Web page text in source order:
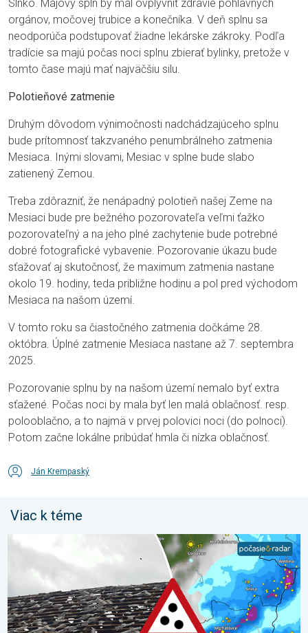
Slnko. Májový spln by mal ovplyvniť zdravie pohlavných
orgánov, močovej trubice a konečníka. V deň splnu sa
neodporúča podstupovať žiadne lekárske zákroky. Podľa
tradície sa majú počas noci splnu zbierať bylinky, pretože v
tomto čase majú mať najväčšiu silu.
Polotieňové zatmenie
Druhým dôvodom výnimočnosti nadchádzajúceho splnu
bude prítomnosť takzvaného penumbrálneho zatmenia
Mesiaca. Inými slovami, Mesiac v splne bude slabo
zatienený Zemou.
Treba zdôrazniť, že nenápadný polotieň našej Zeme na
Mesiaci bude pre bežného pozorovateľa veľmi ťažko
pozorovateľný a na jeho plné zachytenie bude potrebné
dobré fotografické vybavenie. Pozorovanie úkazu bude
sťažovať aj skutočnosť, že maximum zatmenia nastane
okolo 19. hodiny, teda približne hodinu a pol pred východom
Mesiaca na našom území.
V tomto roku sa čiastočného zatmenia dočkáme 28.
októbra. Úplné zatmenie Mesiaca nastane až 7. septembra
2025.
Pozorovanie splnu by na našom území nemalo byť extra
sťažené. Počas noci by mala byť len malá oblačnosť. resp.
polooblačno, a to najmä v prvej polovici noci (do polnoci).
Potom začne lokálne pribúdať hmla či nízka oblačnosť.
Ján Krempaský
Viac k téme
Zemplín pustošilo 7 cm veľké krupobitie. Veľké škody. . .